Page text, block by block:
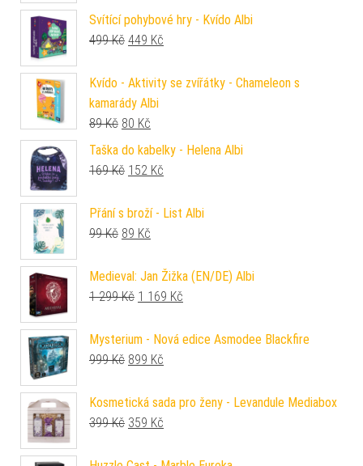
Svítící pohybové hry - Kvído Albi
499Kč Původní cena byla: 499 Kč.
449 Kč
Kvído - Aktivity se zvířátky - Chameleon s
kamarády Albi
89Kč Původní cena byla: 89 Kč.
80 Kč
Taška do kabelky - Helena Albi
169Kč Původní cena byla: 169 Kč.
152 Kč
Přání s broží - List Albi
99Kč Původní cena byla: 99 Kč.
89 Kč
Medieval: Jan Žižka (EN/DE) Albi
1 299Kč Původní cena byla: 1 299 Kč.
1 169 Kč
Mysterium - Nová edice Asmodee Blackfire
999Kč Původní cena byla: 999 Kč.
899 Kč
Kosmetická sada pro ženy - Levandule Mediabox
399Kč Původní cena byla: 399 Kč.
359 Kč